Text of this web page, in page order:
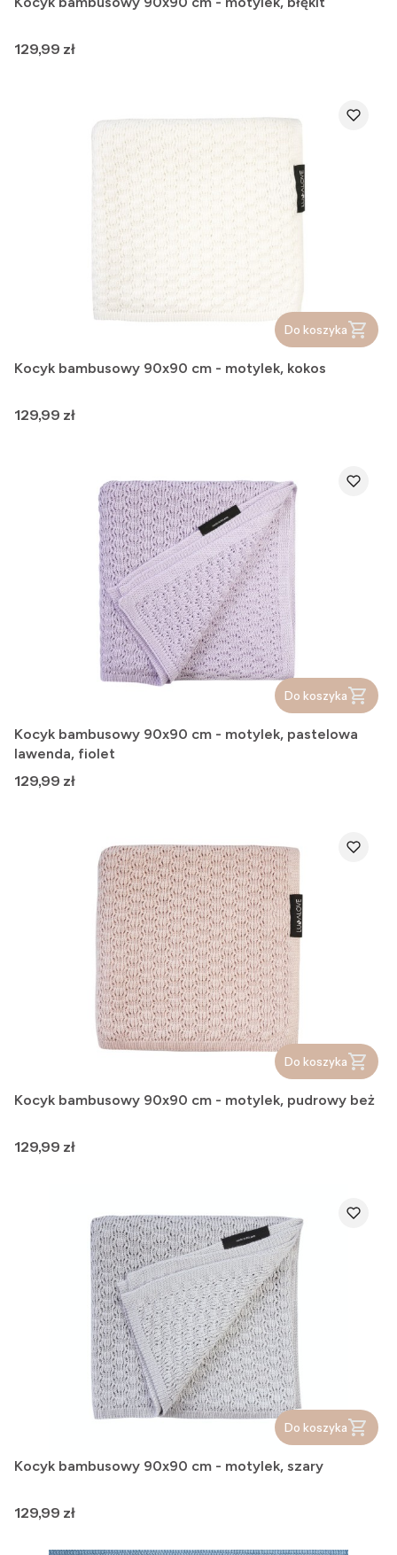
Cena
129,99 zł
Do koszyka
Kocyk bambusowy 90x90 cm - motylek, kokos
Cena
129,99 zł
Do koszyka
Kocyk bambusowy 90x90 cm - motylek, pastelowa
lawenda, fiolet
Cena
129,99 zł
Do koszyka
Kocyk bambusowy 90x90 cm - motylek, pudrowy beż
Cena
129,99 zł
Do koszyka
Kocyk bambusowy 90x90 cm - motylek, szary
Cena
129,99 zł